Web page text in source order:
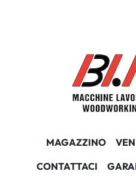
MAGAZZINO
CONTATTACI